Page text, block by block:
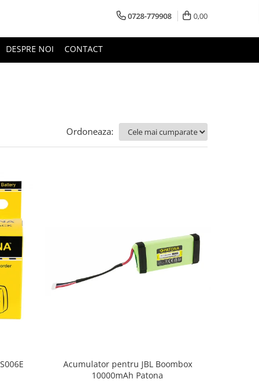
0728-779908 0,00
DESPRE NOI CONTACT
Ordoneaza:
Acumulator pentru JBL Boombox
10000mAh Patona